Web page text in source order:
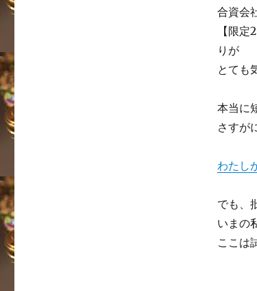
合資会
【限
りが
とても
本当に
さすが
わたし
でも、
いまの
ここは